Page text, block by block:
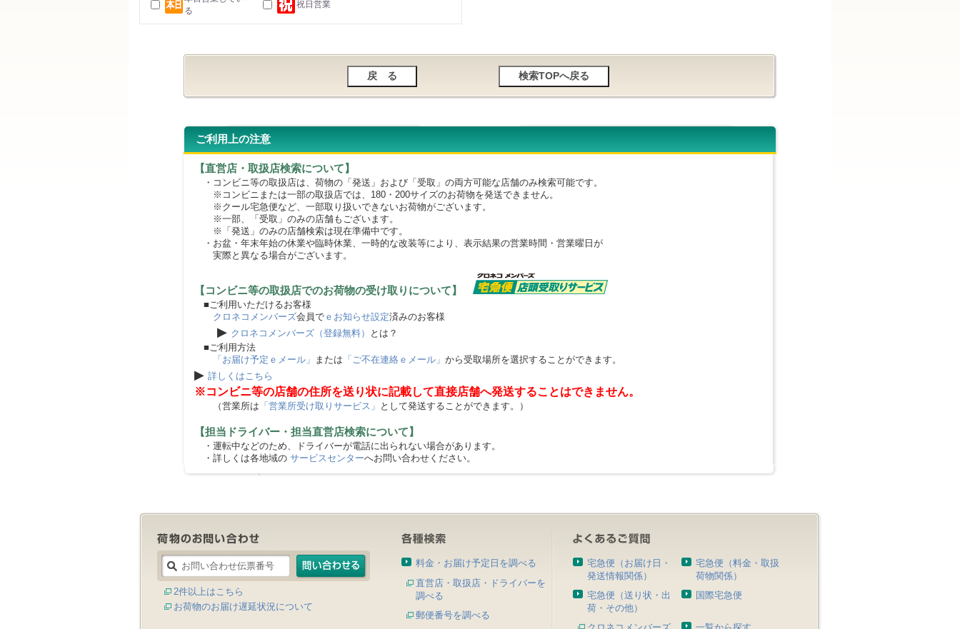
る
祝日営業
ご利用上の注意
【直営店・取扱店検索について】
・コンビニ等の取扱店は、荷物の「発送」および「受取」の両方可能な店舗のみ検索可能です。
※コンビニまたは一部の取扱店では、180・200サイズのお荷物を発送できません。
※クール宅急便など、一部取り扱いできないお荷物がございます。
※一部、「受取」のみの店舗もございます。
※「発送」のみの店舗検索は現在準備中です。
・お盆・年末年始の休業や臨時休業、一時的な改装等により、表示結果の営業時間・営業曜日が
実際と異なる場合がございます。
【コンビニ等の取扱店でのお荷物の受け取りについて】
■ご利用いただけるお客様
クロネコメンバーズ会員で ｅお知らせ設定済みのお客様
▶ クロネコメンバーズ（登録無料）
とは？
■ご利用方法
「お届け予定ｅメール」 または 「ご不在連絡ｅメール」 から受取場所を選択することができます。
▶ 詳しくはこちら
※コンビニ等の店舗の住所を送り状に記載して直接店舗へ発送することはできません。
（営業所は 「営業所受け取りサービス」 として発送することができます。）
【担当ドライバー・担当直営店検索について】
・運転中などのため、ドライバーが電話に出られない場合があります。
・詳しくは各地域の サービスセンターへお問い合わせください。
2件以上はこちら
お荷物のお届け遅延状況について
料金・お届け予定日を調べる
直営店・取扱店・ドライバーを
調べる
郵便番号を調べる
宅急便（お届け日・
発送情報関係）
宅急便（料金・取扱
荷物関係）
宅急便（送り状・出
荷・その他）
国際宅急便